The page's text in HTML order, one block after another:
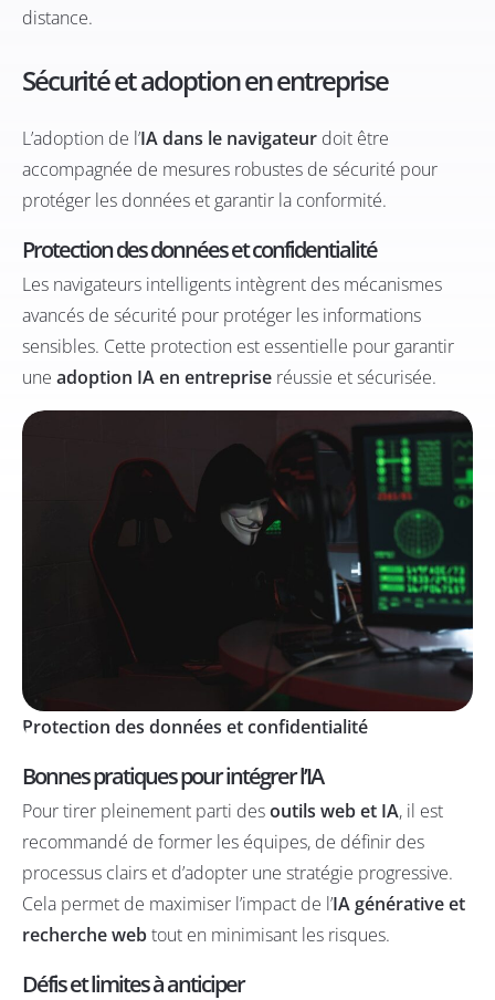
distance.
Sécurité et adoption en entreprise
L’adoption de l’IA dans le navigateur doit être
accompagnée de mesures robustes de sécurité pour
protéger les données et garantir la conformité.
Protection des données et confidentialité
Les navigateurs intelligents intègrent des mécanismes
avancés de sécurité pour protéger les informations
sensibles. Cette protection est essentielle pour garantir
une adoption IA en entreprise réussie et sécurisée.
Protection des données et confidentialité
Bonnes pratiques pour intégrer l’IA
Pour tirer pleinement parti desoutils web et IA, il est
recommandé de former les équipes, de définir des
processus clairs et d’adopter une stratégie progressive.
Cela permet de maximiser l’impact de l’IA générative et
recherche webtout en minimisant les risques.
Défis et limites à anticiper